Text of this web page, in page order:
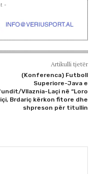
-
Artikulli tjetër
(Konferenca) Futboll
Superiore-Java e
Vllaznia-Laçi në “Loro
Brdariç kërkon fitore dhe
shpreson për titullin